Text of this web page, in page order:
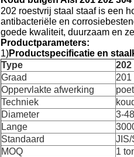
202 roestvrij staal staaf is een
antibacteriële en
goede kwaliteit, duurzaam en
Productparameters:
1)Productspecificatie en
Type
Graad
201
Oppervlakte afwerking
Techniek
Diameter
3-
Lange
Standaard
JIS/
MOQ
1